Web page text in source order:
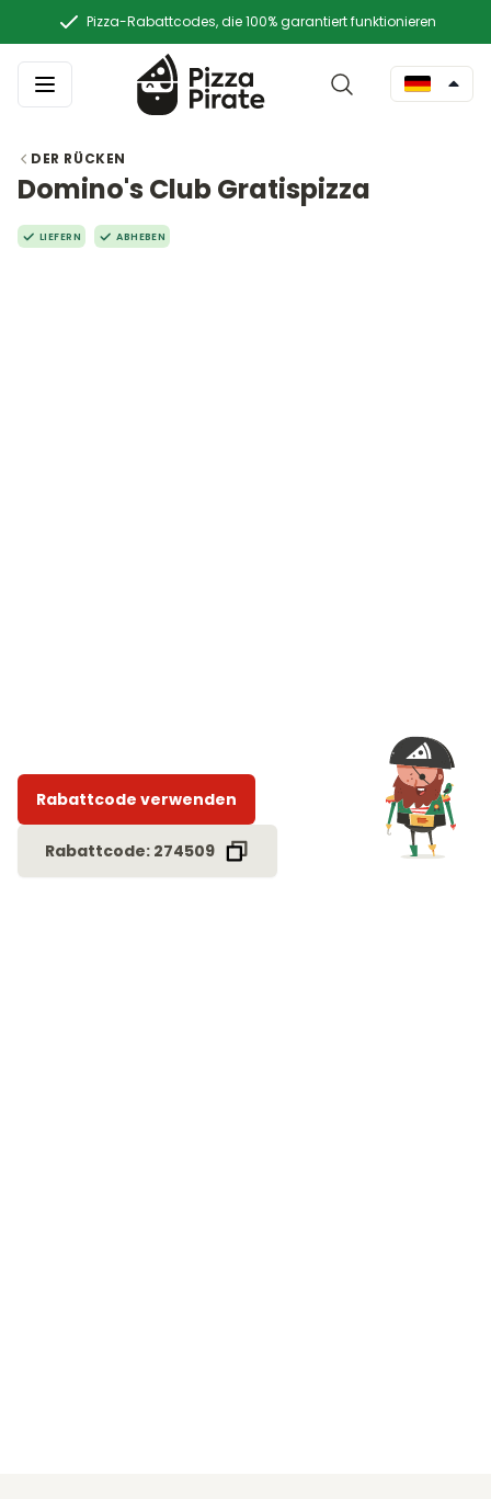
Pizza-Rabattcodes, die 100% garantiert funktionieren
DER RÜCKEN
Domino's Club Gratispizza
LIEFERN ABHEBEN
Rabattcode verwenden
Rabattcode: 274509